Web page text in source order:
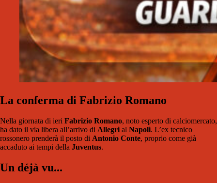
La conferma di Fabrizio Romano
Nella giornata di ieri Fabrizio Romano, noto esperto di calciomercato,
ha dato il via libera all’arrivo di Allegri al Napoli. L’ex tecnico
rossonero prenderà il posto di Antonio Conte, proprio come già
accaduto ai tempi della Juventus.
Un déjà vu...